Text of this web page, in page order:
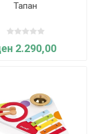
Тапан
2.290,00